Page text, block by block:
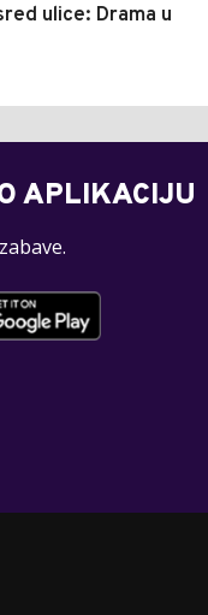
ulice: Drama u
APLIKACIJU